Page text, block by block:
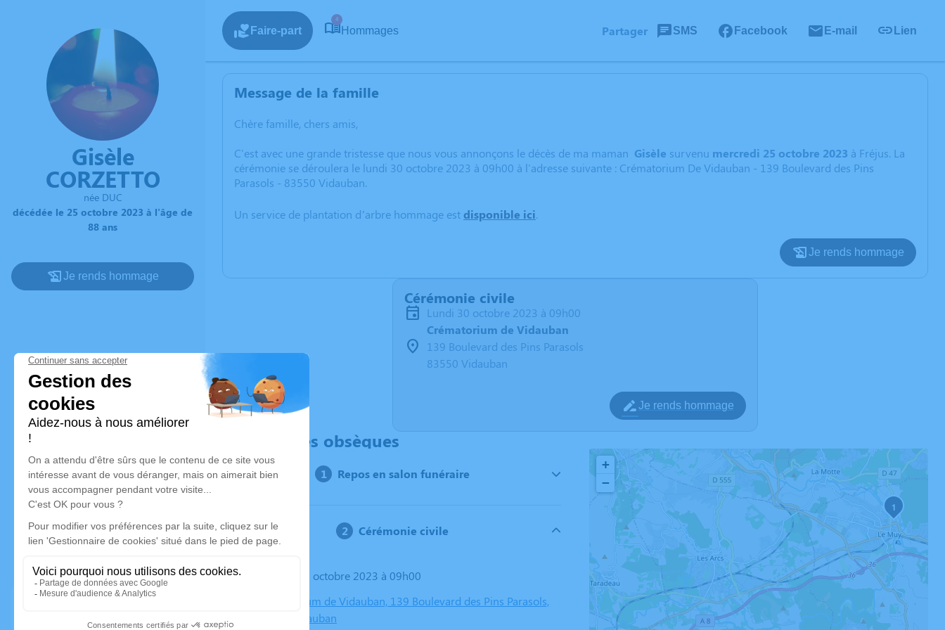
Gisèle
CORZETTO
née DUC
décédée le 25 octobre 2023 à l'âge de
88 ans
Je rends hommage
Faire-part
4
Hommages Partager SMS Facebook E-mail Lien
Message de la famille
Chère famille, chers amis,
C'est avec une grande tristesse que nous vous annonçons le décès de ma maman Gisèle survenu mercredi 25 octobre 2023 à Fréjus. La
cérémonie se déroulera le lundi 30 octobre 2023 à 09h00 à l'adresse suivante : Crématorium De Vidauban - 139 Boulevard des Pins
Parasols - 83550 Vidauban.
Un service de plantation d’arbre hommage est disponible ici.
Je rends hommage
Cérémonie civile
lundi 30 octobre 2023 à 09h00
Crématorium de Vidauban
139 Boulevard des Pins Parasols
83550 Vidauban
Je rends hommage
Déroulé des obsèques
Repos en salon funéraire
Cérémonie civile
Le lundi 30 octobre 2023 à 09h00
Crématorium de Vidauban, 139 Boulevard des Pins Parasols,
83550 Vidauban
1
+
−